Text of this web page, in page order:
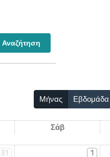
Μήνας Εβδομάδα
Σάβ
31 1